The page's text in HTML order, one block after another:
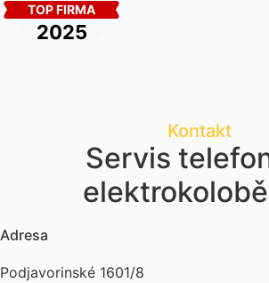
Kontakt
Servis
Adresa
Podjavorinské 1601/8